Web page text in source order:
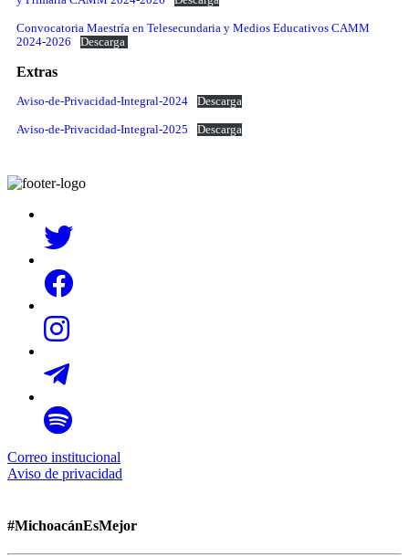
Convocatoria Maestría en Telesecundaria y Medios Educativos CAMM
2024-2026
Descarga
Extras
Aviso-de-Privacidad-Integral-2024 Descarga
Aviso-de-Privacidad-Integral-2025 Descarga
Correo institucional
Aviso de privacidad
#MichoacánEsMejor